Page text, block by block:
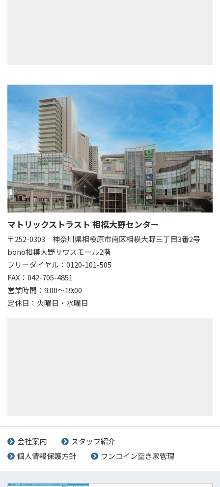
マトリックストラスト 相模大野センター
〒252-0303 神奈川県相模原市南区相模大野三丁目3番2号
bono相模大野サウスモール2階
フリーダイヤル：0120-101-505
FAX：042-705-4851
営業時間：9:00～19:00
定休日：火曜日・水曜日
会社案内
スタッフ紹介
個人情報保護方針
ワンコイン空き家管理